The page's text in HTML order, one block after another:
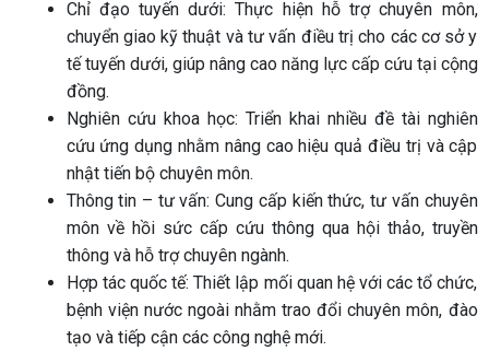
Chỉ đạo tuyến dưới: Thực hiện hỗ trợ chuyên môn,
chuyển giao kỹ thuật và tư vấn điều trị cho các cơ sở y
tế tuyến dưới, giúp nâng cao năng lực cấp cứu tại cộng
đồng.
Nghiên cứu khoa học: Triển khai nhiều đề tài nghiên
cứu ứng dụng nhằm nâng cao hiệu quả điều trị và cập
nhật tiến bộ chuyên môn.
Thông tin – tư vấn: Cung cấp kiến thức, tư vấn chuyên
môn về hồi sức cấp cứu thông qua hội thảo, truyền
thông và hỗ trợ chuyên ngành.
Hợp tác quốc tế: Thiết lập mối quan hệ với các tổ chức,
bệnh viện nước ngoài nhằm trao đổi chuyên môn, đào
tạo và tiếp cận các công nghệ mới.